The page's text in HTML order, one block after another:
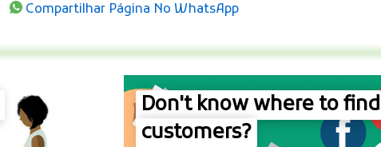
Compartilhar Página No WhatsApp
Don't know where to find
customers?